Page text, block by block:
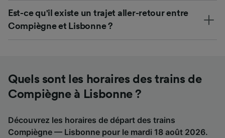
Est-ce qu'il existe un trajet aller-retour entre
Compiègne et Lisbonne ?
Quels sont les horaires des trains de
Compiègne à Lisbonne ?
Découvrez les horaires de départ des trains
Compiègne — Lisbonne pour le mardi 18 août 2026.